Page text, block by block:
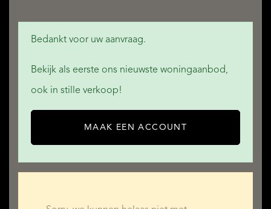
Bedankt voor uw aanvraag.
Bekijk als eerste ons nieuwste woningaanbod,
ook in stille verkoop!
MAAK EEN ACCOUNT